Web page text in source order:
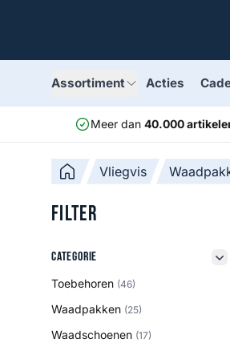
Assortiment Acties
Meer dan 40.000
Vliegvis
Filter
Categorie
Categorie
Toebehoren (46)
Waadpakken (25)
Waadschoenen (17)